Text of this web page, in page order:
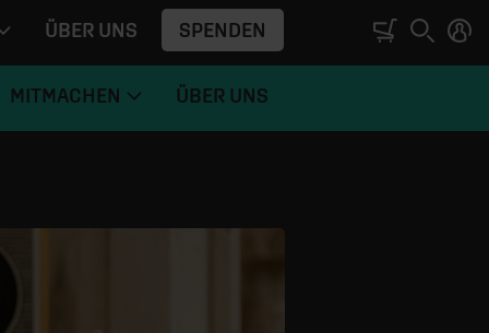
ÜBER UNS SPENDEN
MITMACHEN ÜBER UNS